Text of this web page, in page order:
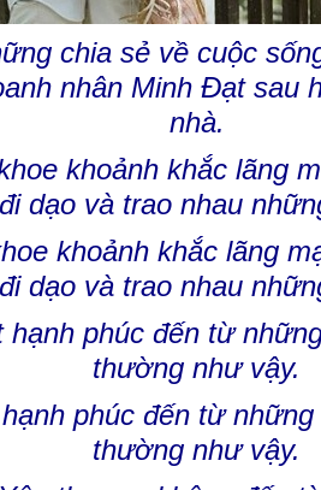
chia sẻ về cuộc
nhân Minh Đạt sau
nhà.
khoảnh khắc lãng
dạo và trao nhau
phúc đến từ
thường như vậy.